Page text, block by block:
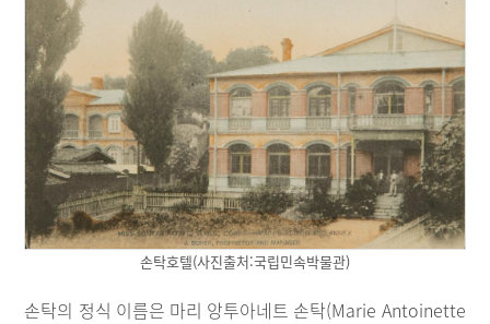
손탁호텔(사진출처:국립민속박물관)
손탁의 정식 이름은 마리 앙투아네트 손탁(Marie Antoinette